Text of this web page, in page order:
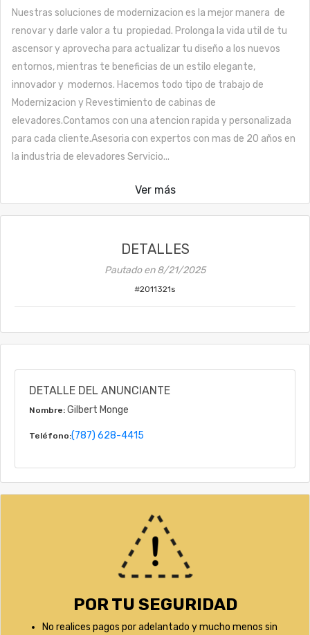
Nuestras soluciones de modernizacion es la mejor manera de
renovar y darle valor a tu propiedad. Prolonga la vida util de tu
ascensor y aprovecha para actualizar tu diseño a los nuevos
entornos, mientras te beneficias de un estilo elegante,
innovador y modernos. Hacemos todo tipo de trabajo de
Modernizacion y Revestimiento de cabinas de
elevadores.Contamos con una atencion rapida y personalizada
para cada cliente.Asesoria con expertos con mas de 20 años en
la industria de elevadores Servicio...
Ver más
DETALLES
Pautado en8/21/2025
#2011321s
DETALLE DEL ANUNCIANTE
Nombre: Gilbert Monge
Teléfono:(787) 628-4415
POR TU SEGURIDAD
No realices pagos por adelantado y mucho menos sin